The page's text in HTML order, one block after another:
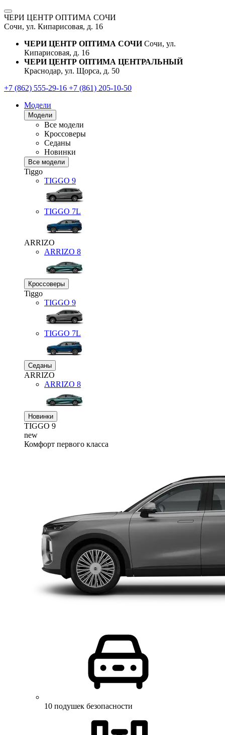
ЧЕРИ ЦЕНТР ОПТИМА СОЧИ
Сочи, ул. Кипарисовая, д. 16
ЧЕРИ ЦЕНТР ОПТИМА СОЧИ Сочи, ул.
Кипарисовая, д. 16
ЧЕРИ ЦЕНТР ОПТИМА ЦЕНТРАЛЬНЫЙ
Краснодар, ул. Щорса, д. 50
+7 (862) 555-29-16 +7 (861) 205-10-50
Модели
Модели
Все модели
Кроссоверы
Седаны
Новинки
Все модели
Tiggo
TIGGO 9
TIGGO 7L
ARRIZO
ARRIZO 8
Кроссоверы
Tiggo
TIGGO 9
TIGGO 7L
Седаны
ARRIZO
ARRIZO 8
Новинки
TIGGO 9
new
Комфорт первого класса
10 подушек безопасности